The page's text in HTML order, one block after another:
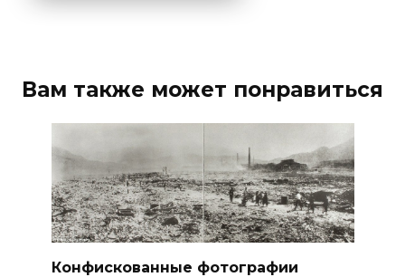
Вам также может понравиться
Конфискованные фотографии